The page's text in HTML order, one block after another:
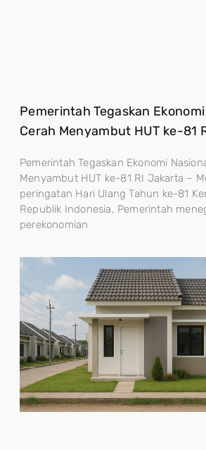
Pemerintah Tegaskan
Cerah Menyambut HUT ke-81
Pemerintah Tegaskan Ekonomi
Menyambut HUT ke-81 RI Jakarta –
peringatan Hari Ulang Tahun ke-81
Republik Indonesia, Pemerintah
perekonomian